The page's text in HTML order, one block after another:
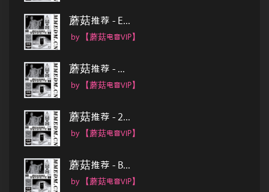
蘑菇推荐 - E...
by 【蘑菇电音VIP】
蘑菇推荐 - ...
by 【蘑菇电音VIP】
蘑菇推荐 - 2...
by 【蘑菇电音VIP】
蘑菇推荐 - B...
by 【蘑菇电音VIP】